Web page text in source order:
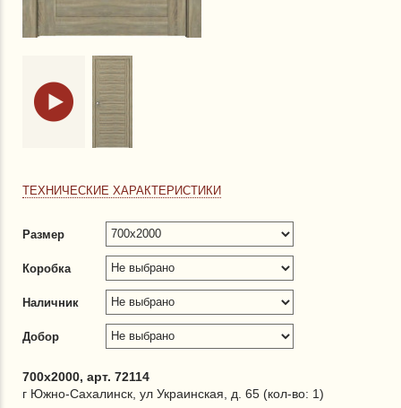
ТЕХНИЧЕСКИЕ ХАРАКТЕРИСТИКИ
Размер
Коробка
Наличник
Добор
700x2000, арт. 72114
г Южно-Сахалинск, ул Украинская, д. 65 (кол-во: 1)